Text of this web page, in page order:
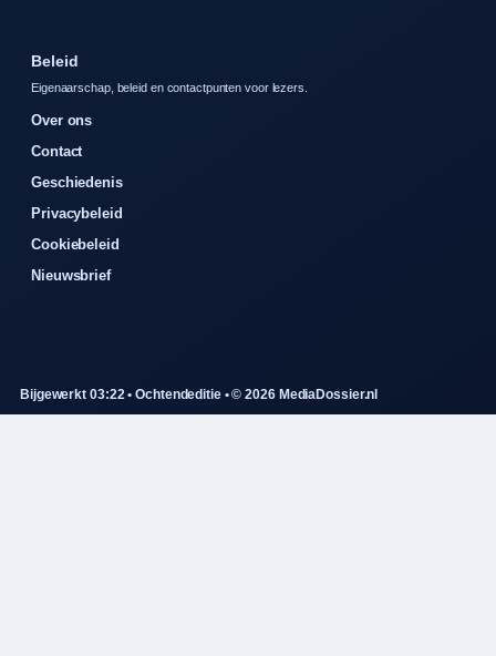
Beleid
Eigenaarschap, beleid en contactpunten voor lezers.
Over ons
Contact
Geschiedenis
Privacybeleid
Cookiebeleid
Nieuwsbrief
Bijgewerkt 03:22 • Ochtendeditie • © 2026 MediaDossier.nl